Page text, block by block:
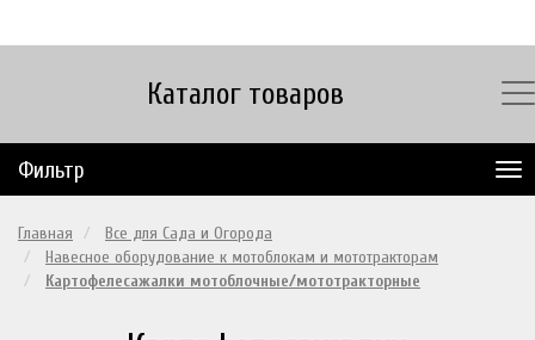
Каталог товаров
Фильтр
Главная
Все для Сада и Огорода
Навесное оборудование к мотоблокам и мототракторам
Картофелесажалки мотоблочные/мототракторные